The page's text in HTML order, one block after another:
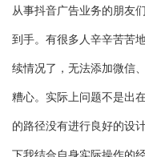
从事抖音广告业务的朋友
到手。有很多人辛辛苦苦
续情况了，无法添加微信
糟心。实际上问题不是出
的路径没有进行良好的设